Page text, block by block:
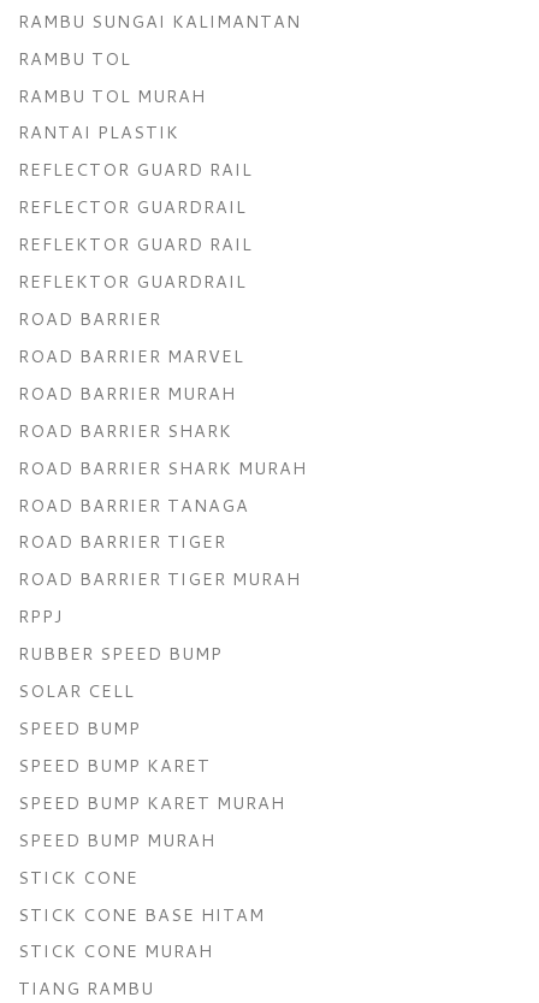
RAMBU SUNGAI KALIMANTAN
RAMBU TOL
RAMBU TOL MURAH
RANTAI PLASTIK
REFLECTOR GUARD RAIL
REFLECTOR GUARDRAIL
REFLEKTOR GUARD RAIL
REFLEKTOR GUARDRAIL
ROAD BARRIER
ROAD BARRIER MARVEL
ROAD BARRIER MURAH
ROAD BARRIER SHARK
ROAD BARRIER SHARK MURAH
ROAD BARRIER TANAGA
ROAD BARRIER TIGER
ROAD BARRIER TIGER MURAH
RPPJ
RUBBER SPEED BUMP
SOLAR CELL
SPEED BUMP
SPEED BUMP KARET
SPEED BUMP KARET MURAH
SPEED BUMP MURAH
STICK CONE
STICK CONE BASE HITAM
STICK CONE MURAH
TIANG RAMBU